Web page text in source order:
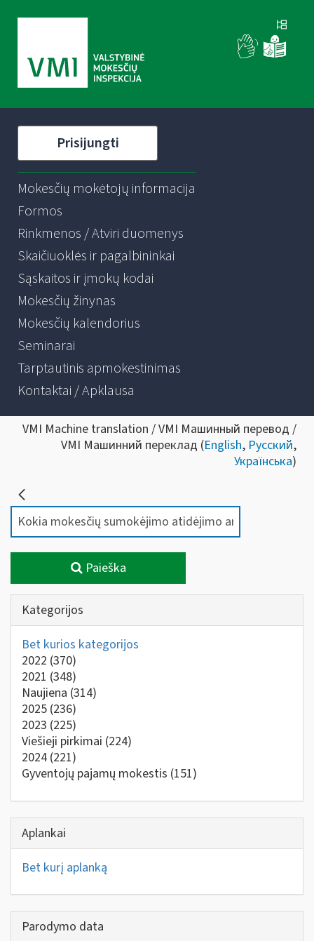
Prisijungti
Mokesčių mokėtojų informacija
Formos
Rinkmenos / Atviri duomenys
Skaičiuoklės ir pagalbininkai
Sąskaitos ir įmokų kodai
Mokesčių žinynas
Mokesčių kalendorius
Seminarai
Tarptautinis apmokestinimas
Kontaktai / Apklausa
VMI Machine translation / VMI Машинный перевод /
VMI Машинний переклад (English, Русский,
Українська)
Paieška
Kategorijos
Bet kurios kategorijos
2022 (370)
2021 (348)
Naujiena (314)
2025 (236)
2023 (225)
Viešieji pirkimai (224)
2024 (221)
Gyventojų pajamų mokestis (151)
Aplankai
Bet kurį aplanką
Parodymo data